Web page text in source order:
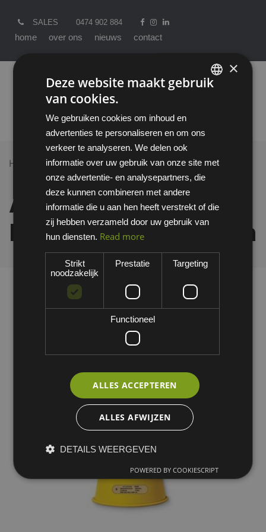
SALES 0474 902 884
home over ons nieuws contact
Home >All Products
Ansell ActivArmr RIG0014 handschoen
Ansell ActivArmr
RIG0014 handschoen
×
Deze website maakt gebruik
van cookies.
We gebruiken cookies om inhoud en
advertenties te personaliseren en om ons
verkeer te analyseren. We delen ook
informatie over uw gebruik van onze site met
onze advertentie- en analysepartners, die
deze kunnen combineren met andere
informatie die u aan hen heeft verstrekt of die
zij hebben verzameld door uw gebruik van
hun diensten. Read more
Strikt
noodzakelijk
Prestatie Targeting
Functioneel
ALLES ACCEPTEREN
ALLES AFWIJZEN
DETAILS WEERGEVEN
POWERED BY COOKIESCRIPT